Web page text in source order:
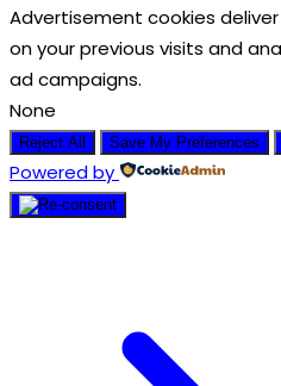
Advertisement cookies
on your previous visits and
ad campaigns.
None
Reject All Save My Preferences
Powered by